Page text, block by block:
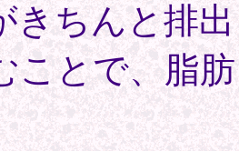
きちんと排
ことで、脂